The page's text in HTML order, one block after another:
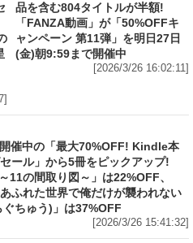
品を含む804タイトルが半額!
「FANZA動画」が「50%OFFキ
ャンペーン 第11弾」を明日27日
(金)朝9:59まで開催中
[2026/3/26 16:02:11]
催中の「最大70%OFF! Kindle本
ール」から5冊をピックアップ!
11の間取り図～」は22%OFF、
あふれた世界で俺だけが襲われない
ぐちゅう)」は37%OFF
[2026/3/26 15:41:32]